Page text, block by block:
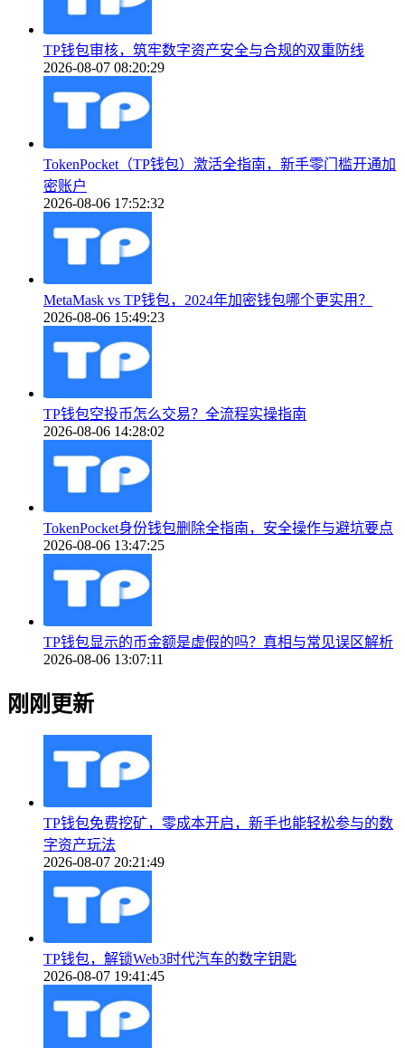
TP钱包审核，筑牢数字资产安全与合规的双重防线
2026-08-07 08:20:29
TokenPocket（TP钱包）激活全指南，新手零门槛开通加
密账户
2026-08-06 17:52:32
MetaMask vs TP钱包，2024年加密钱包哪个更实用？
2026-08-06 15:49:23
TP钱包空投币怎么交易？全流程实操指南
2026-08-06 14:28:02
TokenPocket身份钱包删除全指南，安全操作与避坑要点
2026-08-06 13:47:25
TP钱包显示的币金额是虚假的吗？真相与常见误区解析
2026-08-06 13:07:11
刚刚更新
TP钱包免费挖矿，零成本开启，新手也能轻松参与的数
字资产玩法
2026-08-07 20:21:49
TP钱包，解锁Web3时代汽车的数字钥匙
2026-08-07 19:41:45